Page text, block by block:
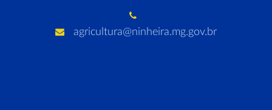
agricultura@ninheira.mg.gov.br